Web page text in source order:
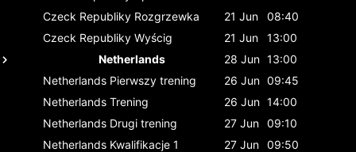
Czeck Republiky Rozgrzewka 21 Jun
08:40
Czeck Republiky Wyścig 21 Jun
13:00
Netherlands
28 Jun 13:00
Netherlands Pierwszy trening 26 Jun 09:45
Netherlands Trening 26 Jun 14:00
Netherlands Drugi trening 27 Jun 09:10
Netherlands Kwalifikacje 1 27 Jun 09:50